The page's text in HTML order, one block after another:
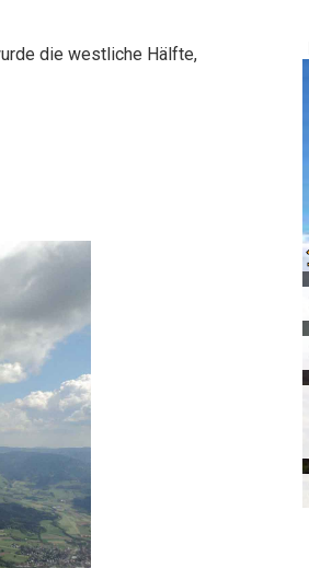
die westliche Hälfte,